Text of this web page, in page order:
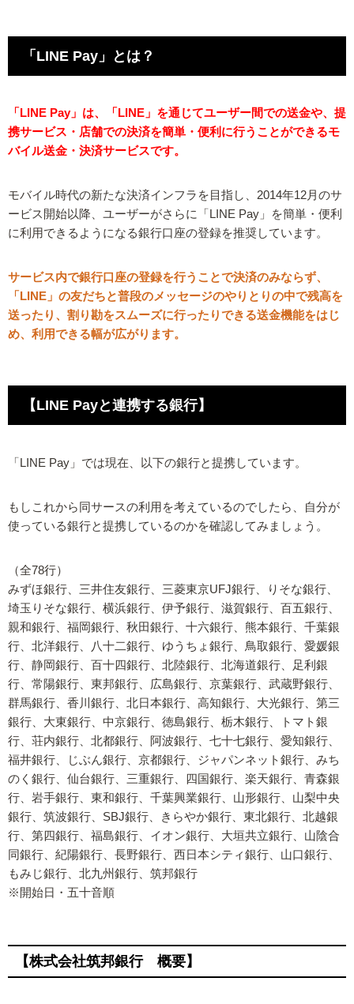
「LINE Pay」とは？
「LINE Pay」は、「LINE」を通じてユーザー間での送金や、提
携サービス・店舗での決済を簡単・便利に行うことができるモ
バイル送金・決済サービスです。
モバイル時代の新たな決済インフラを目指し、2014年12月のサ
ービス開始以降、ユーザーがさらに「LINE Pay」を簡単・便利
に利用できるようになる銀行口座の登録を推奨しています。
サービス内で銀行口座の登録を行うことで決済のみならず、
「LINE」の友だちと普段のメッセージのやりとりの中で残高を
送ったり、割り勘をスムーズに行ったりできる送金機能をはじ
め、利用できる幅が広がります。
【LINE Payと連携する銀行】
「LINE Pay」では現在、以下の銀行と提携しています。
もしこれから同サースの利用を考えているのでしたら、自分が
使っている銀行と提携しているのかを確認してみましょう。
（全78行）
みずほ銀行、三井住友銀行、三菱東京UFJ銀行、りそな銀行、
埼玉りそな銀行、横浜銀行、伊予銀行、滋賀銀行、百五銀行、
親和銀行、福岡銀行、秋田銀行、十六銀行、熊本銀行、千葉銀
行、北洋銀行、八十二銀行、ゆうちょ銀行、鳥取銀行、愛媛銀
行、静岡銀行、百十四銀行、北陸銀行、北海道銀行、足利銀
行、常陽銀行、東邦銀行、広島銀行、京葉銀行、武蔵野銀行、
群馬銀行、香川銀行、北日本銀行、高知銀行、大光銀行、第三
銀行、大東銀行、中京銀行、徳島銀行、栃木銀行、トマト銀
行、荘内銀行、北都銀行、阿波銀行、七十七銀行、愛知銀行、
福井銀行、じぶん銀行、京都銀行、ジャパンネット銀行、みち
のく銀行、仙台銀行、三重銀行、四国銀行、楽天銀行、青森銀
行、岩手銀行、東和銀行、千葉興業銀行、山形銀行、山梨中央
銀行、筑波銀行、SBJ銀行、きらやか銀行、東北銀行、北越銀
行、第四銀行、福島銀行、イオン銀行、大垣共立銀行、山陰合
同銀行、紀陽銀行、長野銀行、西日本シティ銀行、山口銀行、
もみじ銀行、北九州銀行、筑邦銀行
※開始日・五十音順
【株式会社筑邦銀行 概要】